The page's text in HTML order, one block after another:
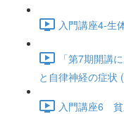
入門講座4-生
「第7期開講
と自律神経の症状
入門講座6